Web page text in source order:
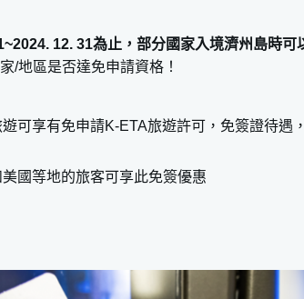
館
12. 31為止，部分國家入境濟州島時可
/地區是否達免申請資格！
可享有免申請K-ETA旅遊許可，免簽證待遇
國等地的旅客可享此免簽優惠